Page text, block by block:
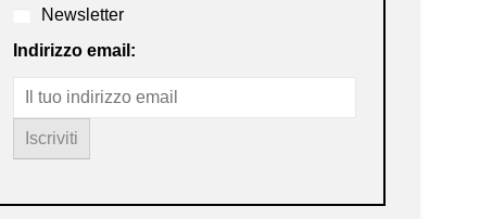
Newsletter
Indirizzo email: